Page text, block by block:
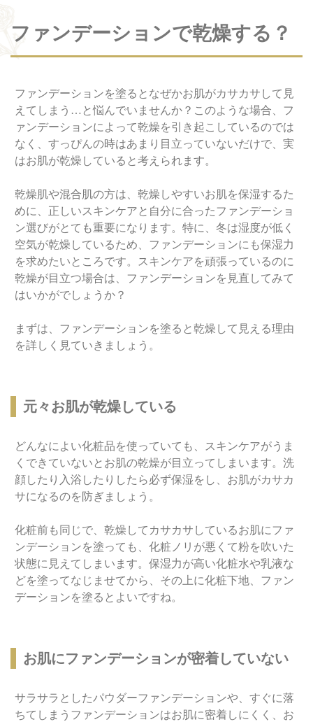
ファンデーションで乾燥する？
ファンデーションを塗るとなぜかお肌がカサカサして見
えてしまう…と悩んでいませんか？このような場合、フ
ァンデーションによって乾燥を引き起こしているのでは
なく、すっぴんの時はあまり目立っていないだけで、実
はお肌が乾燥していると考えられます。
乾燥肌や混合肌の方は、乾燥しやすいお肌を保湿するた
めに、正しいスキンケアと自分に合ったファンデーショ
ン選びがとても重要になります。特に、冬は湿度が低く
空気が乾燥しているため、ファンデーションにも保湿力
を求めたいところです。スキンケアを頑張っているのに
乾燥が目立つ場合は、ファンデーションを見直してみて
はいかがでしょうか？
まずは、ファンデーションを塗ると乾燥して見える理由
を詳しく見ていきましょう。
元々お肌が乾燥している
どんなによい化粧品を使っていても、スキンケアがうま
くできていないとお肌の乾燥が目立ってしまいます。洗
顔したり入浴したりしたら必ず保湿をし、お肌がカサカ
サになるのを防ぎましょう。
化粧前も同じで、乾燥してカサカサしているお肌にファ
ンデーションを塗っても、化粧ノリが悪くて粉を吹いた
状態に見えてしまいます。保湿力が高い化粧水や乳液な
どを塗ってなじませてから、その上に化粧下地、ファン
デーションを塗るとよいですね。
お肌にファンデーションが密着していない
サラサラとしたパウダーファンデーションや、すぐに落
ちてしまうファンデーションはお肌に密着しにくく、お